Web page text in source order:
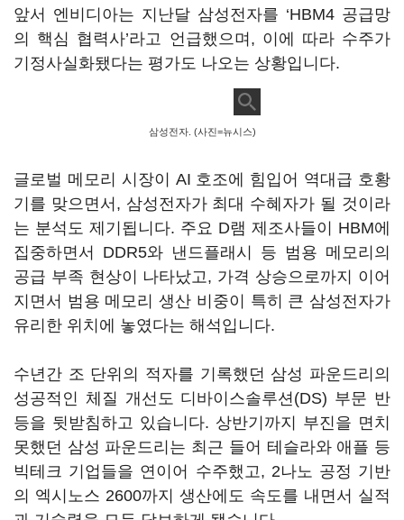
앞서 엔비디아는 지난달 삼성전자를 ‘HBM4 공급망
의 핵심 협력사’라고 언급했으며, 이에 따라 수주가
기정사실화됐다는 평가도 나오는 상황입니다.
삼성전자. (사진=뉴시스)
글로벌 메모리 시장이 AI 호조에 힘입어 역대급 호황
기를 맞으면서, 삼성전자가 최대 수혜자가 될 것이라
는 분석도 제기됩니다. 주요 D램 제조사들이 HBM에
집중하면서 DDR5와 낸드플래시 등 범용 메모리의
공급 부족 현상이 나타났고, 가격 상승으로까지 이어
지면서 범용 메모리 생산 비중이 특히 큰 삼성전자가
유리한 위치에 놓였다는 해석입니다.
수년간 조 단위의 적자를 기록했던 삼성 파운드리의
성공적인 체질 개선도 디바이스솔루션(DS) 부문 반
등을 뒷받침하고 있습니다. 상반기까지 부진을 면치
못했던 삼성 파운드리는 최근 들어 테슬라와 애플 등
빅테크 기업들을 연이어 수주했고, 2나노 공정 기반
의 엑시노스 2600까지 생산에도 속도를 내면서 실적